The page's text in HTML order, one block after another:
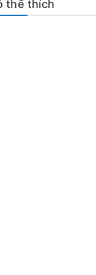
thể thích